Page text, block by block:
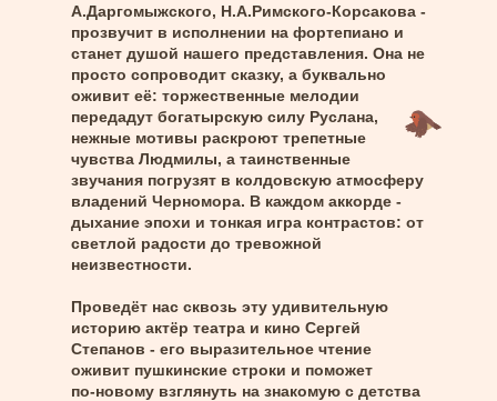
А.Даргомыжского, Н.А.Римского‑Корсакова -
прозвучит в исполнении на фортепиано и
станет душой нашего представления. Она не
просто сопроводит сказку, а буквально
оживит её: торжественные мелодии
передадут богатырскую силу Руслана,
нежные мотивы раскроют трепетные
чувства Людмилы, а таинственные
звучания погрузят в колдовскую атмосферу
владений Черномора. В каждом аккорде -
дыхание эпохи и тонкая игра контрастов: от
светлой радости до тревожной
неизвестности.
Проведёт нас сквозь эту удивительную
историю актёр театра и кино Сергей
Степанов - его выразительное чтение
оживит пушкинские строки и поможет
по‑новому взглянуть на знакомую с детства